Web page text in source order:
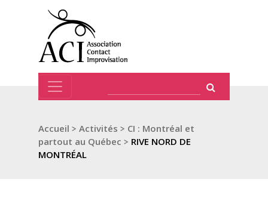
Accueil > Activités > CI : Montréal et
partout au Québec > RIVE NORD DE
MONTRÉAL